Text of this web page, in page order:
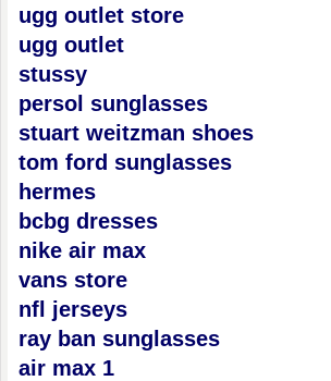
ugg outlet store
ugg outlet
stussy
persol sunglasses
stuart weitzman shoes
tom ford sunglasses
hermes
bcbg dresses
nike air max
vans store
nfl jerseys
ray ban sunglasses
air max 1